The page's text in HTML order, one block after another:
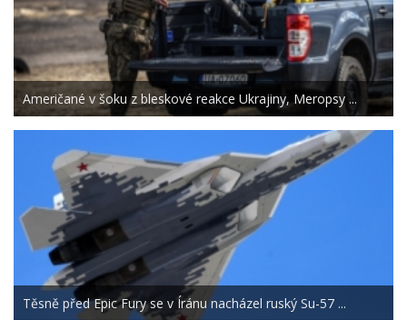
Američané v šoku z bleskové reakce Ukrajiny, Meropsy ...
Těsně před Epic Fury se v Íránu nacházel ruský Su-57 ...